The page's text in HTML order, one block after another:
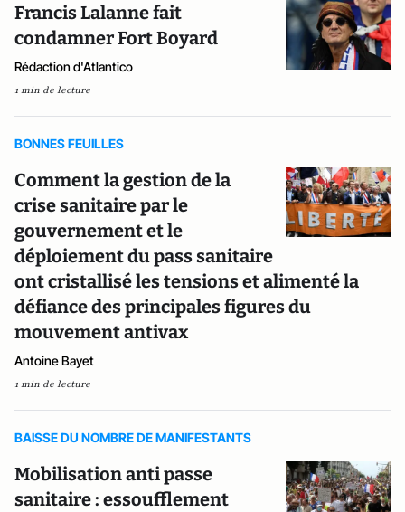
Francis Lalanne fait
condamner Fort Boyard
Rédaction d'Atlantico
1 min de lecture
BONNES FEUILLES
Comment la gestion de la
crise sanitaire par le
gouvernement et le
déploiement du pass sanitaire
ont cristallisé les tensions et alimenté la
défiance des principales figures du
mouvement antivax
Antoine Bayet
1 min de lecture
BAISSE DU NOMBRE DE MANIFESTANTS
Mobilisation anti passe
sanitaire : essoufflement